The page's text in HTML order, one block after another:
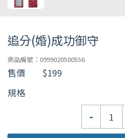
追分(婚)成功御守
商品編號：0999020500556
售價
$199
規格
-